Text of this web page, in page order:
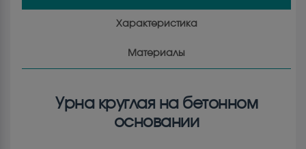
Характеристика
Материалы
Урна круглая на бетонном
основании